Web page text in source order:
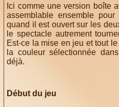
Ici comme une version boîte
assemblable ensemble
quand il est ouvert sur les
le spectacle autrement
Est-ce la mise en jeu et tout
la couleur sélectionnée
déjà.
Début du jeu